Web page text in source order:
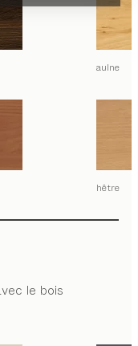
aulne
hêtre
le bois